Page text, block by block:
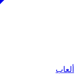
ألعاب